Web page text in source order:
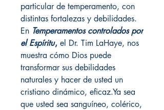
particular de temperamento, con
distintas fortalezas y debilidades.
En Temperamentos controlados por
el Espíritu, el Dr. Tim LaHaye, nos
muestra cómo Dios puede
transformar sus debilidades
naturales y hacer de usted un
cristiano dinámico, eficaz.Ya sea
que usted sea sanguíneo, colérico,